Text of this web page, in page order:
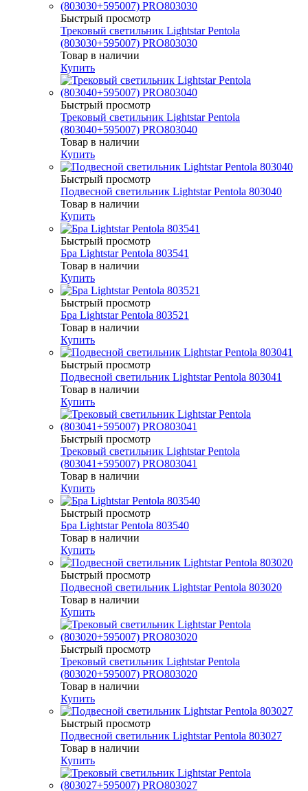
Быстрый просмотр
Трековый светильник Lightstar Pentola
(803030+595007) PRO803030
Товар в наличии
Купить
Быстрый просмотр
Трековый светильник Lightstar Pentola
(803040+595007) PRO803040
Товар в наличии
Купить
Быстрый просмотр
Подвесной светильник Lightstar Pentola 803040
Товар в наличии
Купить
Быстрый просмотр
Бра Lightstar Pentola 803541
Товар в наличии
Купить
Быстрый просмотр
Бра Lightstar Pentola 803521
Товар в наличии
Купить
Быстрый просмотр
Подвесной светильник Lightstar Pentola 803041
Товар в наличии
Купить
Быстрый просмотр
Трековый светильник Lightstar Pentola
(803041+595007) PRO803041
Товар в наличии
Купить
Быстрый просмотр
Бра Lightstar Pentola 803540
Товар в наличии
Купить
Быстрый просмотр
Подвесной светильник Lightstar Pentola 803020
Товар в наличии
Купить
Быстрый просмотр
Трековый светильник Lightstar Pentola
(803020+595007) PRO803020
Товар в наличии
Купить
Быстрый просмотр
Подвесной светильник Lightstar Pentola 803027
Товар в наличии
Купить